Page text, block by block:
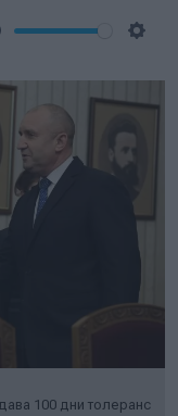
100 дни толеранс